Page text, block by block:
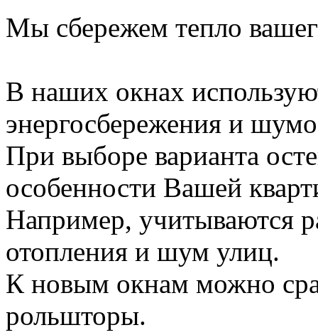
Мы сбережем тепло
В наших окнах
энергосбережения и
При выборе варианта
особенности Вашей
Например, учитываются
отопления и шум улиц.
К новым окнам можно
рольшторы.